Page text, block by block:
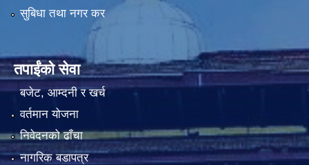
सुबिधा तथा नगर कर
तपाईंको सेवा
बजेट, आम्दनी र खर्च
वर्तमान योजना
निवेदनको ढाँचा
नागरिक बडापत्र